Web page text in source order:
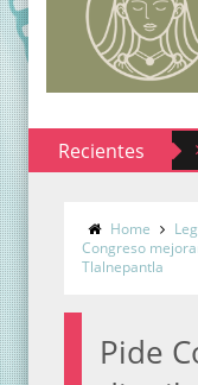
Recientes
Home
Congreso
Tlalnepantla
Pide